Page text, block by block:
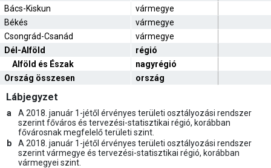
Bács-Kiskun
vármegye
Békés
vármegye
Csongrád-Csanád
vármegye
Dél-Alföld
régió
Alföld és Észak
nagyrégió
Ország összesen
ország
Lábjegyzet
a
A 2018. január 1-jétől érvényes területi osztályozási rendszer
szerint főváros és tervezési-statisztikai régió, korábban
fővárosnak megfelelő területi szint.
b
A 2018. január 1-jétől érvényes területi osztályozási rendszer
szerint vármegye és tervezési-statisztikai régió, korábban
vármegyei szint.